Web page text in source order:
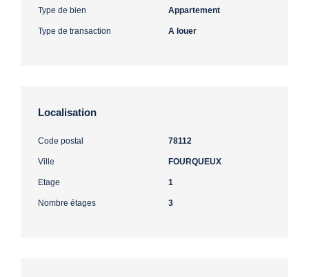
Type de bien Appartement
Type de transaction A louer
Localisation
Code postal 78112
Ville FOURQUEUX
Etage 1
Nombre étages 3